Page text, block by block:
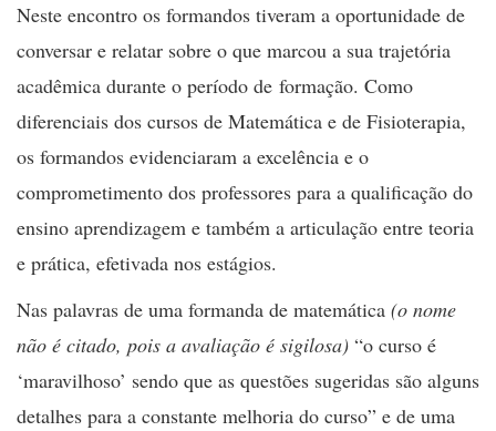
Neste encontro os formandos tiveram a oportunidade de
conversar e relatar sobre o que marcou a sua trajetória
acadêmica durante o período de formação. Como
diferenciais dos cursos de Matemática e de Fisioterapia,
os formandos evidenciaram a excelência e o
comprometimento dos professores para a qualificação do
ensino aprendizagem e também a articulação entre teoria
e prática, efetivada nos estágios.
Nas palavras de uma formanda de matemática (o nome
não é citado, pois a avaliação é sigilosa) “o curso é
‘maravilhoso’ sendo que as questões sugeridas são alguns
detalhes para a constante melhoria do curso” e de uma